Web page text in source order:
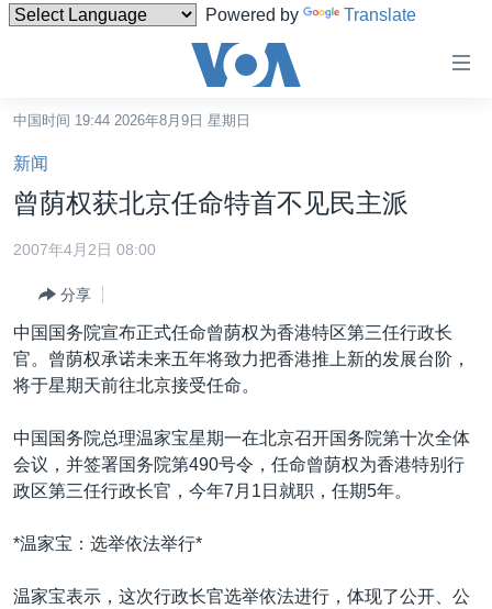
Powered by Translate
碍
链
接
转
跳
跳
到
索
中国
港澳
国际
最新国际新闻
中东
欧洲
非洲
分类新闻
人权·法律·宗教
科教·文娱·体健
军事
热点专题
白宫要闻
国会报道
VOA视频
VOA今日焦点
中国时间 19:44 2026年8月9日 星期日
新闻
曾荫权获北京任命特首不见民主派
2007年4月2日 08:00
分享
中国国务院宣布正式任命曾荫权为香港特区第三任行政长
官。曾荫权承诺未来五年将致力把香港推上新的发展台阶，
将于星期天前往北京接受任命。
中国国务院总理温家宝星期一在北京召开国务院第十次全体
会议，并签署国务院第490号令，任命曾荫权为香港特别行
政区第三任行政长官，今年7月1日就职，任期5年。
*温家宝：选举依法举行*
温家宝表示，这次行政长官选举依法进行，体现了公开、公